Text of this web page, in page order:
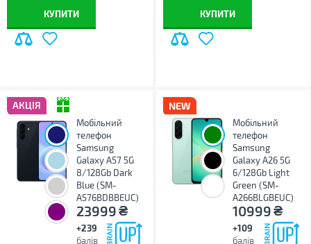
КУПИТИ КУПИТИ
АКЦІЯ
Мобільний
телефон
Samsung
Galaxy A57 5G
8/128Gb Dark
Blue (SM-
A576BDBBEUC)
23999₴
+239
балів
Мобільний
телефон
Samsung
Galaxy A26 5G
6/128Gb Light
Green (SM-
A266BLGBEUC)
10999₴
+109
балів